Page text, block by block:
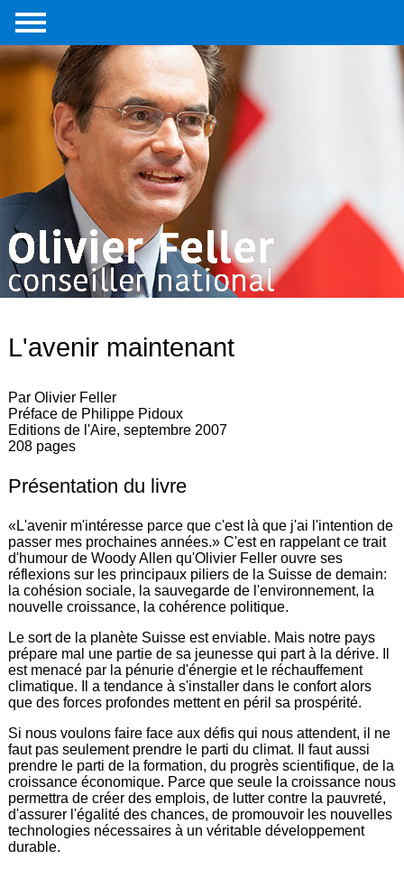
Accueil
Portrait
Interventions
parlementaires
Médias
Livre
Liens
externes
L'avenir maintenant
Par Olivier Feller
Préface de Philippe Pidoux
Editions de l'Aire, septembre 2007
208 pages
Présentation du livre
«L'avenir m'intéresse parce que c'est là que j'ai l'intention de
passer mes prochaines années.» C'est en rappelant ce trait
d'humour de Woody Allen qu'Olivier Feller ouvre ses
réflexions sur les principaux piliers de la Suisse de demain:
la cohésion sociale, la sauvegarde de l'environnement, la
nouvelle croissance, la cohérence politique.
Le sort de la planète Suisse est enviable. Mais notre pays
prépare mal une partie de sa jeunesse qui part à la dérive. Il
est menacé par la pénurie d'énergie et le réchauffement
climatique. Il a tendance à s'installer dans le confort alors
que des forces profondes mettent en péril sa prospérité.
Si nous voulons faire face aux défis qui nous attendent, il ne
faut pas seulement prendre le parti du climat. Il faut aussi
prendre le parti de la formation, du progrès scientifique, de la
croissance économique. Parce que seule la croissance nous
permettra de créer des emplois, de lutter contre la pauvreté,
d'assurer l'égalité des chances, de promouvoir les nouvelles
technologies nécessaires à un véritable développement
durable.